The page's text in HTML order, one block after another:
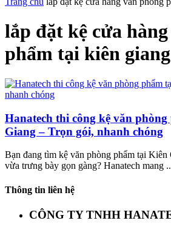
lắp đặt kệ cửa
phẩm tại kiên giang
Hanatech thi công kệ văn
Giang – Trọn gói, nhanh chóng
Bạn đang tìm kệ văn phòng phẩm tại Kiên
vừa trưng bày gọn gàng? Hanatech mang
Thông tin liên hệ
CÔNG TY TNHH